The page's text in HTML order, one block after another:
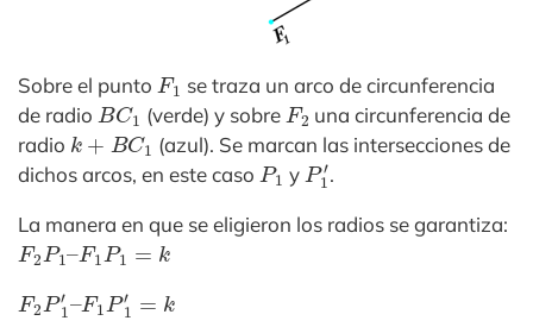
Sobre el punto F1 se traza un arco de circunferencia
de radio BC1 (verde) y sobreF2 una circunferencia de
radio k+ BC1
(azul). Se marcan las intersecciones de
dichos arcos, en este caso P1yP1′
.
La manera en que se eligieron los radios se garantiza:
F2 P1–F1P1 =k
F2 P1 –
F1 P1 =k